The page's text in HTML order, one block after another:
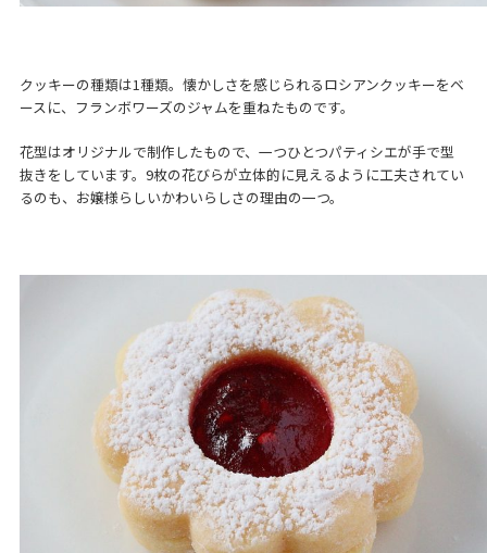
クッキーの種類は1種類。懐かしさを感じられるロシアンクッキーをベ
ースに、フランボワーズのジャムを重ねたものです。
花型はオリジナルで制作したもので、一つひとつパティシエが手で型
抜きをしています。9枚の花びらが立体的に見えるように工夫されてい
るのも、お嬢様らしいかわいらしさの理由の一つ。